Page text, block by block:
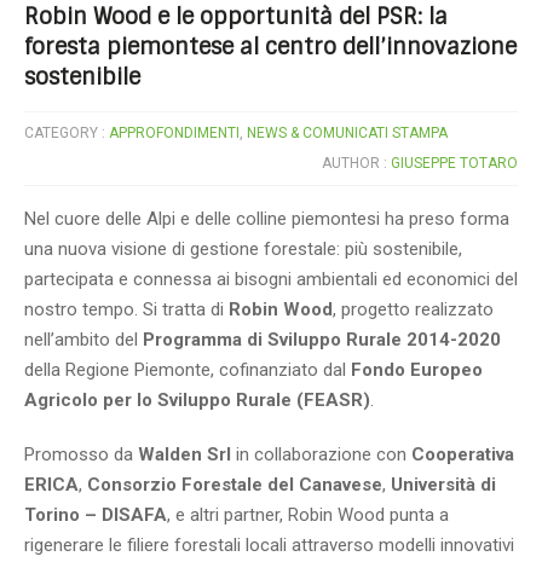
Robin Wood e le opportunità del PSR: la
foresta piemontese al centro dell’innovazione
sostenibile
CATEGORY : APPROFONDIMENTI , NEWS & COMUNICATI STAMPA
AUTHOR : GIUSEPPE TOTARO
Nel cuore delle Alpi e delle colline piemontesi ha preso forma
una nuova visione di gestione forestale: più sostenibile,
partecipata e connessa ai bisogni ambientali ed economici del
nostro tempo. Si tratta di Robin Wood, progetto realizzato
nell’ambito del Programma di Sviluppo Rurale 2014-2020
della Regione Piemonte, cofinanziato dal Fondo Europeo
Agricolo per lo Sviluppo Rurale (FEASR).
Promosso da Walden Srl in collaborazione con Cooperativa
ERICA, Consorzio Forestale del Canavese, Università di
Torino – DISAFA, e altri partner, Robin Wood punta a
rigenerare le filiere forestali locali attraverso modelli innovativi